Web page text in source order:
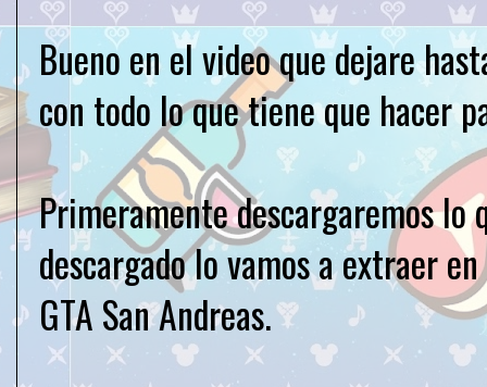
Bueno en el video que dejare
con todo lo que tiene que hacer
Primeramente descargaremos lo
descargado lo vamos a extraer
GTA San Andreas.